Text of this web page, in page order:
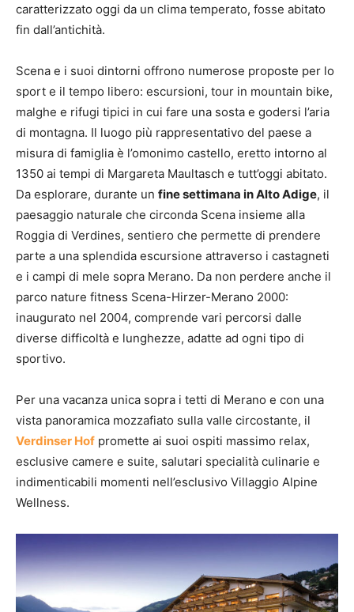
caratterizzato oggi da un clima temperato, fosse abitato
fin dall’antichità.
Scena e i suoi dintorni offrono numerose proposte per lo
sport e il tempo libero: escursioni, tour in mountain bike,
malghe e rifugi tipici in cui fare una sosta e godersi l’aria
di montagna. Il luogo più rappresentativo del paese a
misura di famiglia è l’omonimo castello, eretto intorno al
1350 ai tempi di Margareta Maultasch e tutt’oggi abitato.
Da esplorare, durante un fine settimana in Alto Adige, il
paesaggio naturale che circonda Scena insieme alla
Roggia di Verdines, sentiero che permette di prendere
parte a una splendida escursione attraverso i castagneti
e i campi di mele sopra Merano. Da non perdere anche il
parco nature fitness Scena-Hirzer-Merano 2000:
inaugurato nel 2004, comprende vari percorsi dalle
diverse difficoltà e lunghezze, adatte ad ogni tipo di
sportivo.
Per una vacanza unica sopra i tetti di Merano e con una
vista panoramica mozzafiato sulla valle circostante, il
Verdinser Hof promette ai suoi ospiti massimo relax,
esclusive camere e suite, salutari specialità culinarie e
indimenticabili momenti nell’esclusivo Villaggio Alpine
Wellness.